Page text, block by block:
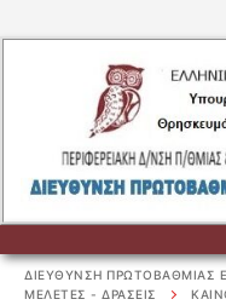
περιεχόμενο
ΔΙΕΥΘΥΝΣΗ ΠΡΩΤΟΒΑΘΜΙΑΣ
ΜΕΛΕΤΕΣ - ΔΡΑΣΕΙΣ